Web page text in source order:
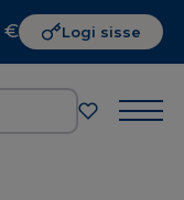
€ Logi sisse